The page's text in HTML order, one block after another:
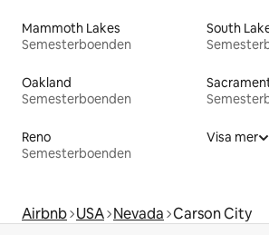
Mammoth Lakes
Semesterboenden
South
Oakland
Semesterboenden
Reno
Semesterboenden
Visa mer
Airbnb USA Nevada Carson City